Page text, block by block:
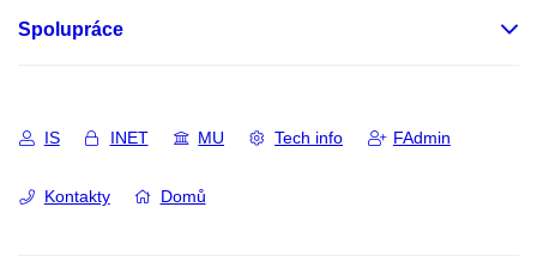
Spolupráce
IS INET MU Tech info FAdmin
Kontakty Domů